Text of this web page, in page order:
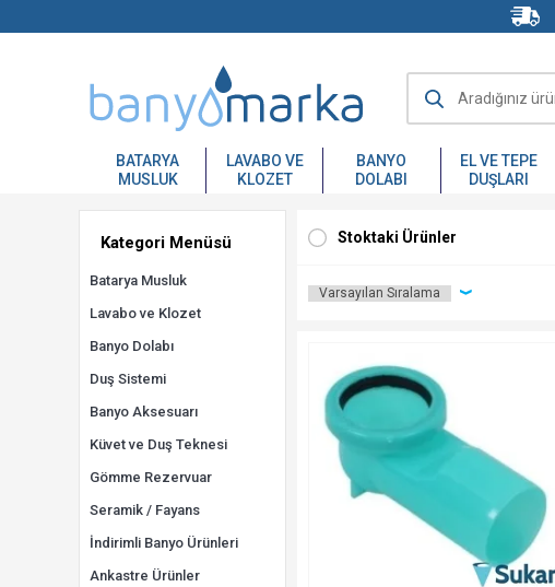
BATARYA
MUSLUK
LAVABO VE
KLOZET
BANYO
DOLABI
EL VE TEPE
DUŞLARI
Kategori Menüsü
Batarya Musluk
Lavabo ve Klozet
Banyo Dolabı
Duş Sistemi
Banyo Aksesuarı
Küvet ve Duş Teknesi
Gömme Rezervuar
Seramik / Fayans
İndirimli Banyo Ürünleri
Ankastre Ürünler
Stoktaki Ürünler